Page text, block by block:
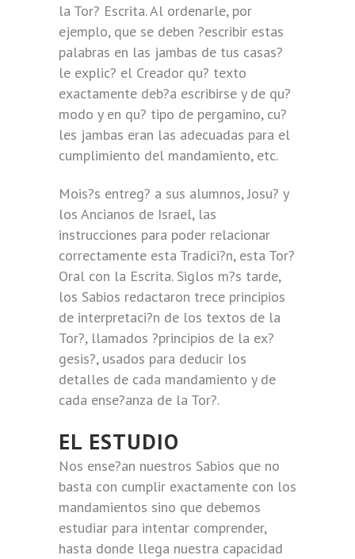
la Tor? Escrita. Al ordenarle, por
ejemplo, que se deben ?escribir estas
palabras en las jambas de tus casas?
le explic? el Creador qu? texto
exactamente deb?a escribirse y de qu?
modo y en qu? tipo de pergamino, cu?
les jambas eran las adecuadas para el
cumplimiento del mandamiento, etc.
Mois?s entreg? a sus alumnos, Josu? y
los Ancianos de Israel, las
instrucciones para poder relacionar
correctamente esta Tradici?n, esta Tor?
Oral con la Escrita. Siglos m?s tarde,
los Sabios redactaron trece principios
de interpretaci?n de los textos de la
Tor?, llamados ?principios de la ex?
gesis?, usados para deducir los
detalles de cada mandamiento y de
cada ense?anza de la Tor?.
EL ESTUDIO
Nos ense?an nuestros Sabios que no
basta con cumplir exactamente con los
mandamientos sino que debemos
estudiar para intentar comprender,
hasta donde llega nuestra capacidad